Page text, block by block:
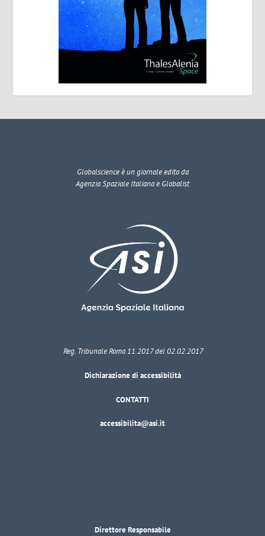
Globalscienceè un giornale edito da
Agenzia Spaziale Italiana e Globalist
Reg. Tribunale Roma 11.2017 del 02.02.2017
Dichiarazione di accessibilità
CONTATTI
accessibilita@asi.it
Direttore Responsabile